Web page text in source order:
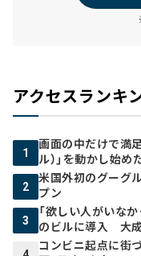
アクセスランキ
1
画面の中だけで満
ル）」を動かし始め
2
米国外初のグーグ
プン
3
「欲しい人がいな
のビルに導入 大
コンビニ起点に街